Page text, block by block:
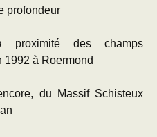
profondeur
proximité des champs
1992 à Roermond
du Massif Schisteux